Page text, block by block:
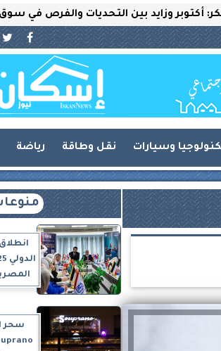
وزايد بين التحديات والفرص في سوق التطوير
وسيارات نقل وطاقة رياضة
سحر